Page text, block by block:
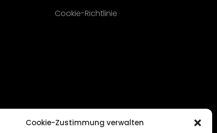
Cookie-Zustimmung verwalten
Cookie-Richtlinie